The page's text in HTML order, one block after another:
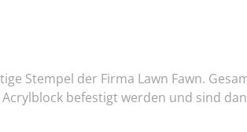
Stempel der Firma Lawn Fawn.
befestigt werden und sind